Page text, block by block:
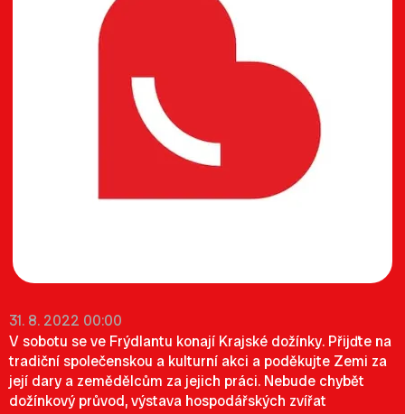
31. 8. 2022 00:00
V sobotu se ve Frýdlantu konají Krajské dožínky. Přijďte na
tradiční společenskou a kulturní akci a poděkujte Zemi za
její dary a zemědělcům za jejich práci. Nebude chybět
dožínkový průvod, výstava hospodářských zvířat